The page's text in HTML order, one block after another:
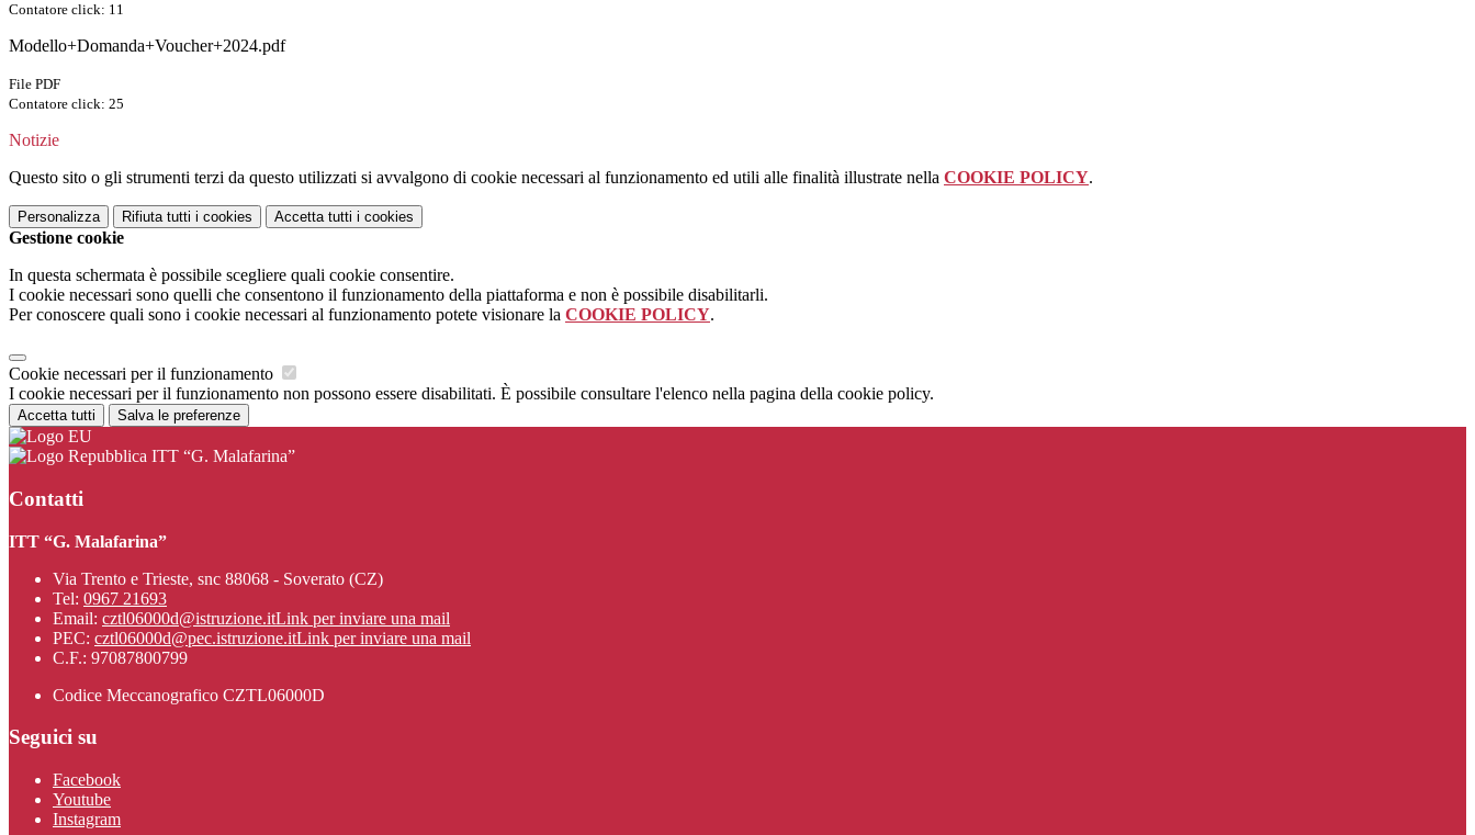
Contatore click: 11
Modello+Domanda+Voucher+2024.pdf
File PDF
Contatore click: 25
Notizie
Questo sito o gli strumenti terzi da questo utilizzati si avvalgono di cookie necessari al funzionamento ed utili alle finalità illustrate nella COOKIE POLICY.
Personalizza Rifiuta tutti i cookies Accetta tutti i cookies
Gestione cookie
In questa schermata è possibile scegliere quali cookie consentire.
I cookie necessari sono quelli che consentono il funzionamento della piattaforma e non è possibile disabilitarli.
Per conoscere quali sono i cookie necessari al funzionamento potete visionare la COOKIE POLICY.
Cookie necessari per il funzionamento
I cookie necessari per il funzionamento non possono essere disabilitati. È possibile consultare l'elenco nella pagina della cookie policy.
Accetta tutti Salva le preferenze
ITT “G. Malafarina”
Contatti
ITT “G. Malafarina”
Via Trento e Trieste, snc 88068 - Soverato (CZ)
Tel: 0967 21693
Email: cztl06000d@istruzione.itLink per inviare una mail
PEC: cztl06000d@pec.istruzione.itLink per inviare una mail
C.F.: 97087800799
Codice Meccanografico CZTL06000D
Seguici su
Facebook
Youtube
Instagram